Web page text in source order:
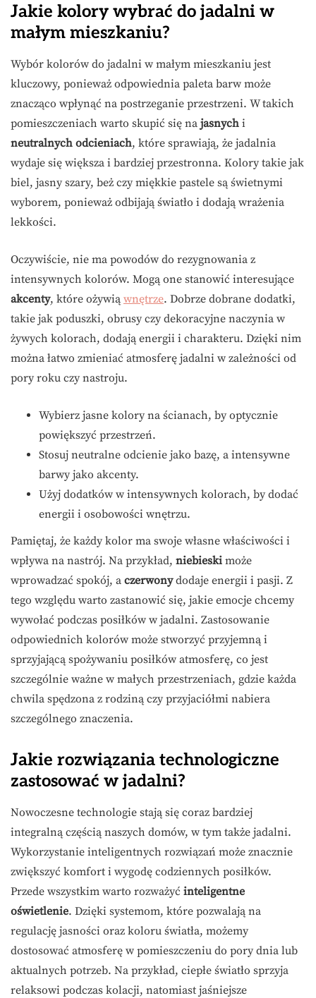
Jakie kolory wybrać do jadalni w
małym mieszkaniu?
Wybór kolorów do jadalni w małym mieszkaniu jest
kluczowy, ponieważ odpowiednia paleta barw może
znacząco wpłynąć na postrzeganie przestrzeni. W takich
pomieszczeniach warto skupić się na jasnych i
neutralnych odcieniach, które sprawiają, że jadalnia
wydaje się większa i bardziej przestronna. Kolory takie jak
biel, jasny szary, beż czy miękkie pastele są świetnymi
wyborem, ponieważ odbijają światło i dodają wrażenia
lekkości.
Oczywiście, nie ma powodów do rezygnowania z
intensywnych kolorów. Mogą one stanowić interesujące
akcenty, które ożywią wnętrze. Dobrze dobrane dodatki,
takie jak poduszki, obrusy czy dekoracyjne naczynia w
żywych kolorach, dodają energii i charakteru. Dzięki nim
można łatwo zmieniać atmosferę jadalni w zależności od
pory roku czy nastroju.
Wybierz jasne kolory na ścianach, by optycznie
powiększyć przestrzeń.
Stosuj neutralne odcienie jako bazę, a intensywne
barwy jako akcenty.
Użyj dodatków w intensywnych kolorach, by dodać
energii i osobowości wnętrzu.
Pamiętaj, że każdy kolor ma swoje własne właściwości i
wpływa na nastrój. Na przykład, niebieski może
wprowadzać spokój, a czerwonydodaje energii i pasji. Z
tego względu warto zastanowić się, jakie emocje chcemy
wywołać podczas posiłków w jadalni. Zastosowanie
odpowiednich kolorów może stworzyć przyjemną i
sprzyjającą spożywaniu posiłków atmosferę, co jest
szczególnie ważne w małych przestrzeniach, gdzie każda
chwila spędzona z rodziną czy przyjaciółmi nabiera
szczególnego znaczenia.
Jakie rozwiązania technologiczne
zastosować w jadalni?
Nowoczesne technologie stają się coraz bardziej
integralną częścią naszych domów, w tym także jadalni.
Wykorzystanie inteligentnych rozwiązań może znacznie
zwiększyć komfort i wygodę codziennych posiłków.
Przede wszystkim warto rozważyć inteligentne
oświetlenie. Dzięki systemom, które pozwalają na
regulację jasności oraz koloru światła, możemy
dostosować atmosferę w pomieszczeniu do pory dnia lub
aktualnych potrzeb. Na przykład, ciepłe światło sprzyja
relaksowi podczas kolacji, natomiast jaśniejsze